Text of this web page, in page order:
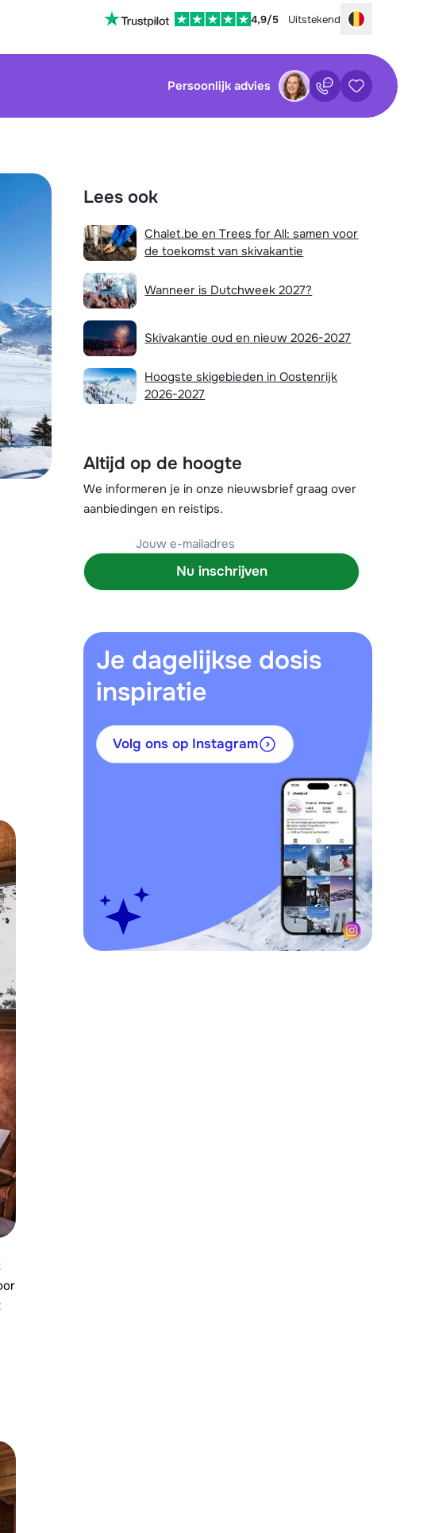
4,9/5 Uitstekend Choose your
Persoonlijk advies Contact
Onze klantenservice is op dit moment helaas
Vul het contactformulier in
Mail naar info@chalet.be
Stuur een WhatsApp-bericht
Plan een terugbelverzoek
We zijn er vandaag om 09:00 uur.
Bel ons via 03 3037838
Bewaarde
Bewaarde zoekopdrachten
Nog geen bewaarde zoekopdrachten
Lees ook
Chalet.be en Trees for All: samen voor
de toekomst van skivakantie
Wanneer is Dutchweek 2027?
Skivakantie oud en nieuw 2026-2027
Hoogste skigebieden in Oostenrijk
2026-2027
Altijd op de hoogte
We informeren je in onze nieuwsbrief graag over
aanbiedingen en reistips.
Nu inschrijven
Je dagelijkse dosis
inspiratie
Volg ons op Instagram